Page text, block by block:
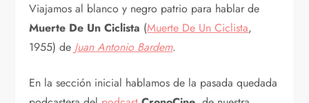
Viajamos al blanco y negro patrio para hablar de
Muerte De Un Ciclista (Muerte De Un Ciclista,
1955) de Juan Antonio Bardem.
En la sección inicial hablamos de la pasada quedada